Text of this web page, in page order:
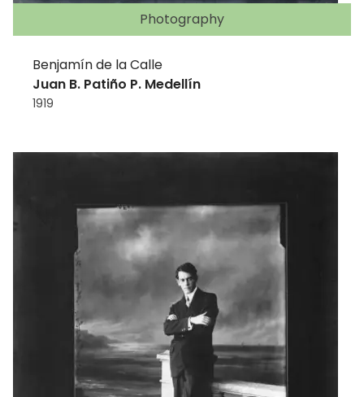
Photography
Benjamín de la Calle
Juan B. Patiño P. Medellín
1919